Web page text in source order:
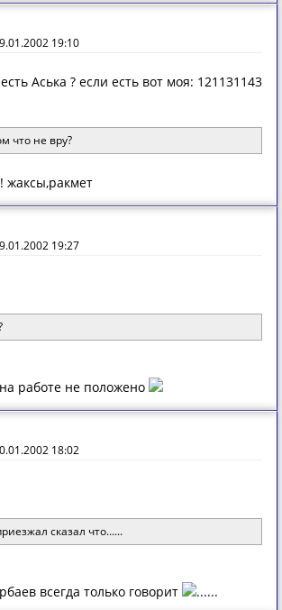
19:10
Аська ? если есть вот моя: 121131143
что не вру?
жаксы,ракмет
19:27
работе не положено
18:02
сказал что......
всегда только говорит ......